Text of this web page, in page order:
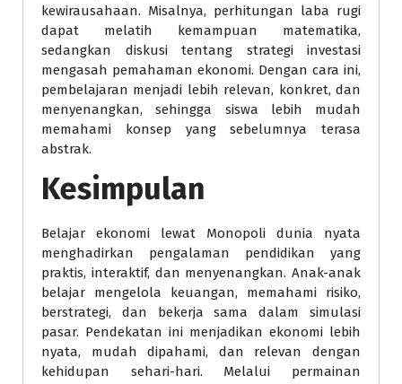
kewirausahaan. Misalnya, perhitungan laba rugi
dapat melatih kemampuan matematika,
sedangkan diskusi tentang strategi investasi
mengasah pemahaman ekonomi. Dengan cara ini,
pembelajaran menjadi lebih relevan, konkret, dan
menyenangkan, sehingga siswa lebih mudah
memahami konsep yang sebelumnya terasa
abstrak.
Kesimpulan
Belajar ekonomi lewat Monopoli dunia nyata
menghadirkan pengalaman pendidikan yang
praktis, interaktif, dan menyenangkan. Anak-anak
belajar mengelola keuangan, memahami risiko,
berstrategi, dan bekerja sama dalam simulasi
pasar. Pendekatan ini menjadikan ekonomi lebih
nyata, mudah dipahami, dan relevan dengan
kehidupan sehari-hari. Melalui permainan